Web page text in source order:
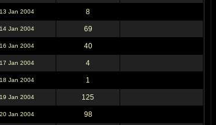
13 Jan 2004 8
14 Jan 2004 69
16 Jan 2004 40
17 Jan 2004 4
18 Jan 2004 1
19 Jan 2004 125
20 Jan 2004 98